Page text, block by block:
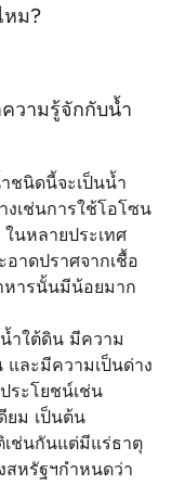
หม?
วามรู้จักกับน้ำ
ชนิดนี้จะเป็นน้ำ
งเช่นการใช้โอโซน
นหลายประเทศ
อาดปราศจากเชื้อ
หารนั้นมีน้อยมาก
ำใต้ดิน มีความ
และมีความเป็นด่าง
ระโยชน์เช่น
ยม เป็นต้น
เช่นกันแต่มีแร่ธาตุ
หรัฐฯกำหนดว่า